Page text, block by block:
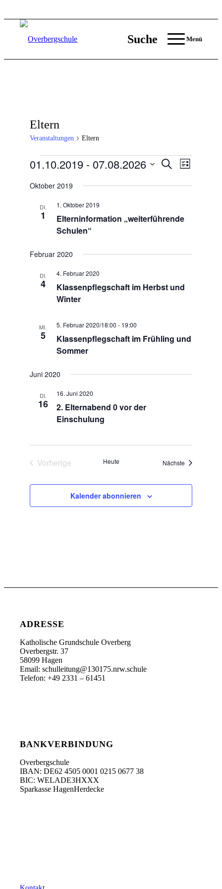
Suche Menü
Eltern
Veranstaltungen Eltern
Veranstaltungen
und
Navigation
Suche
Liste
01.10.2019 - 07.08.2026
wählen.
Oktober 2019
DI.
1
Elterninformation „weiterführende
Schulen“
1. Oktober 2019
Februar 2020
DI.
4
Klassenpflegschaft im Herbst und
Winter
4. Februar 2020
MI.
5
Klassenpflegschaft im Frühling und
Sommer
5. Februar 2020/18:00 - 19:00
Juni 2020
DI.
16
2. Elternabend 0 vor der
Einschulung
16. Juni 2020
Vorherige
Heute Nächste
Kalender abonnieren
ADRESSE
Katholische Grundschule Overberg
Overbergstr. 37
58099 Hagen
Email: schulleitung@130175.nrw.schule
Telefon: +49 2331 – 61451
BANKVERBINDUNG
Overbergschule
IBAN: DE62 4505 0001 0215 0677 38
BIC: WELADE3HXXX
Sparkasse HagenHerdecke